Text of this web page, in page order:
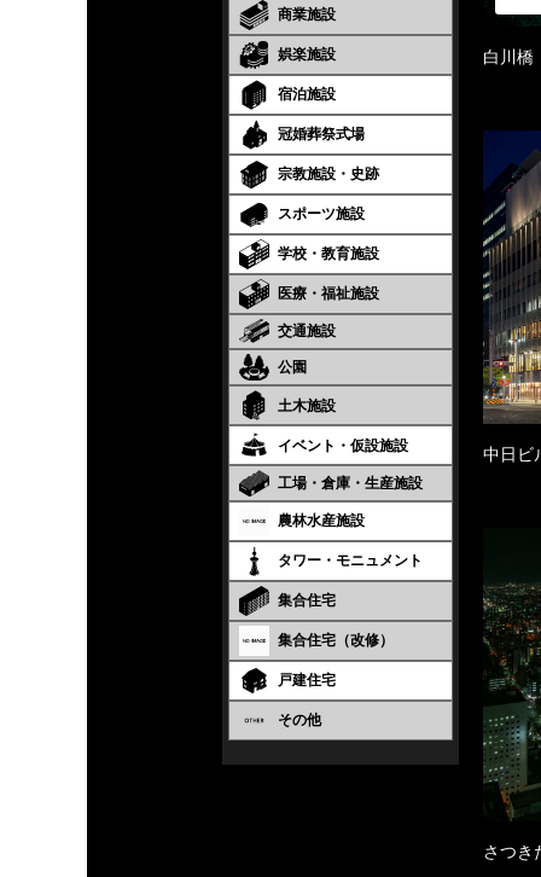
商業施設
娯楽施設
宿泊施設
冠婚葬祭式場
宗教施設・史跡
スポーツ施設
学校・教育施設
医療・福祉施設
交通施設
公園
土木施設
イベント・仮設施設
工場・倉庫・生産施設
農林水産施設
タワー・モニュメント
集合住宅
集合住宅（改修）
戸建住宅
その他
白川橋
中日ビ
さつき